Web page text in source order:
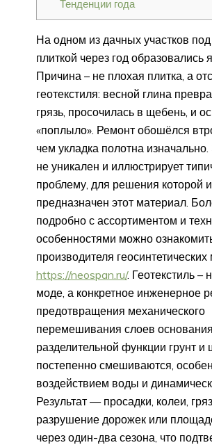
Тенденции года
На одном из дачных участков
плиткой через год образовались
Причина – не плохая плитка, а
геотекстиля: весной глина
грязь, просочилась в щебень, и
«поплыло». Ремонт обошёлся
чем укладка полотна изначально.
не уникален и иллюстрирует
проблему, для решения которой и
предназначен этот материал.
подробно с ассортиментом и
особенностями можно
производителя
https://neospan.ru/. Геотекстиль –
моде, а конкретное инженерное
предотвращения механического
перемешивания слоев
разделительной функции грунт и
постепенно смешиваются,
воздействием воды и
Результат — просадки, колеи,
разрушение дорожек или
через один-два сезона, что